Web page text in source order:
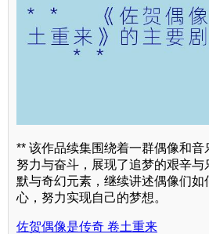
** 该作品续集围绕着一群偶像和
努力与奋斗，展现了追梦的艰辛与
默与奇幻元素，继续讲述偶像们如
心，努力实现自己的梦想。
佐贺偶像是传奇 卷土重来